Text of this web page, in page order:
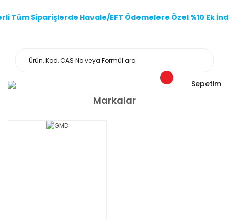
Tüm Siparişlerde Havale/EFT Ödemelere Özel %10 Ek
Sepetim
Markalar